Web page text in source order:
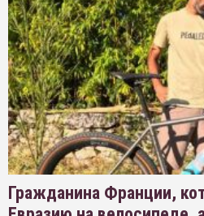
Гражданина Франции,